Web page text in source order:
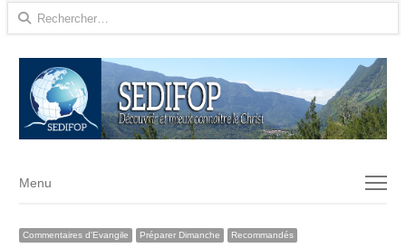
Rechercher :
Menu
Menu
Commentaires d'Evangile Préparer Dimanche Recommandés